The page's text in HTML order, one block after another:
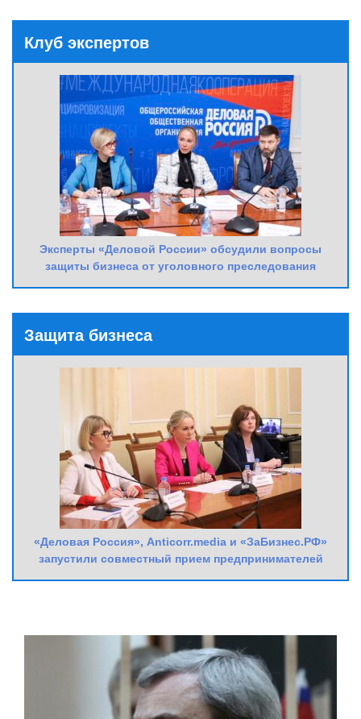
Клуб экспертов
Эксперты «Деловой России» обсудили вопросы
защиты бизнеса от уголовного преследования
Защита бизнеса
«Деловая Россия», Anticorr.media и «ЗаБизнес.РФ»
запустили совместный прием предпринимателей